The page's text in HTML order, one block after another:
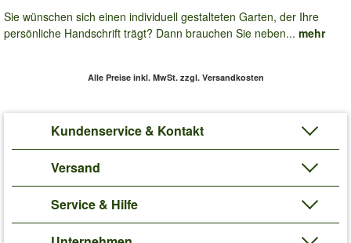
Sie wünschen sich einen individuell gestalteten Garten, der Ihre
persönliche Handschrift trägt? Dann brauchen Sie neben... mehr
Alle Preise inkl. MwSt. zzgl. Versandkosten
Kundenservice & Kontakt
Versand
Service & Hilfe